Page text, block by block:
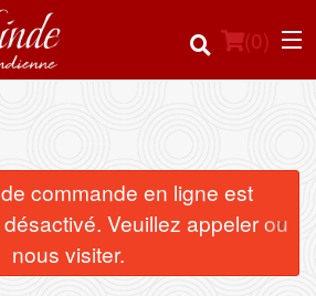
(0)
commande en ligne est
Veuillez appeler ou
nous visiter.
×